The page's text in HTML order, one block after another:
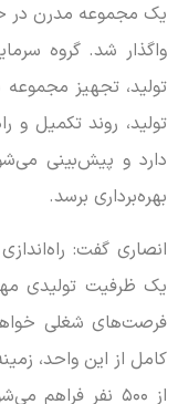
یک مجموعه مدرن در
واگذار شد. گروه
تولید، تجهیز مجموعه
تولید، روند تکمیل و
دارد و پیش‌بینی
بهره‌برداری برسد.
انصاری گفت:
یک ظرفیت تولیدی
فرصت‌های شغلی خواهد
کامل از این واحد،
از ۵۰۰ نفر